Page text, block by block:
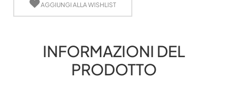
AGGIUNGI ALLA WISHLIST
INFORMAZIONI DEL
PRODOTTO